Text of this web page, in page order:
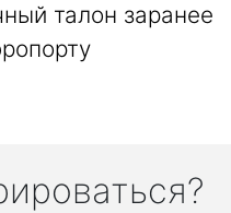
талон заранее